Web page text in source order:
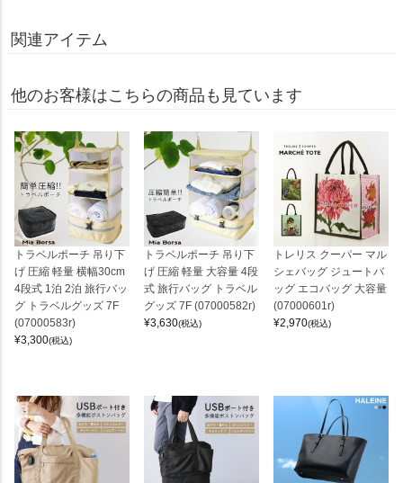
関連アイテム
他のお客様はこちらの商品も見ています
トラベルポーチ 吊り下
げ 圧縮 軽量 横幅30cm
4段式 1泊 2泊 旅行バッ
グ トラベルグッズ 7F
(07000583r)
¥3,300(税込)
トラベルポーチ 吊り下
げ 圧縮 軽量 大容量 4段
式 旅行バッグ トラベル
グッズ 7F (07000582r)
¥3,630(税込)
トレリス クーパー マル
シェバッグ ジュートバ
ッグ エコバッグ 大容量
(07000601r)
¥2,970(税込)